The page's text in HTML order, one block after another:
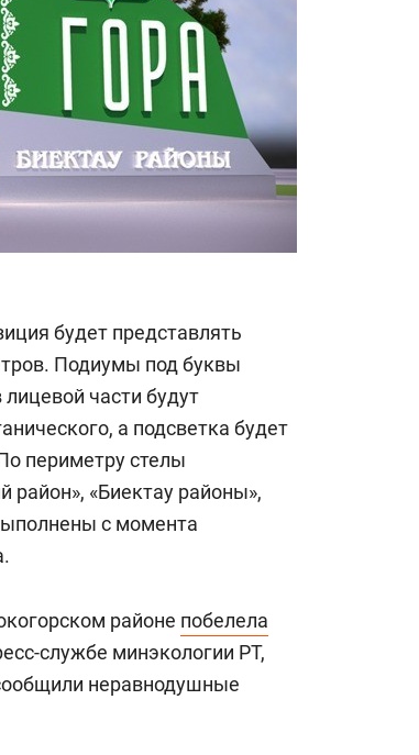
будет представлять
Подиумы под буквы
части будут
а подсветка будет
периметру стелы
район», «Биектау районы»,
с момента
районе побелела
службе минэкологии РТ,
неравнодушные